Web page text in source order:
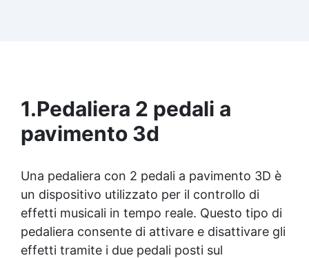
1.Pedaliera 2 pedali a
pavimento 3d
Una pedaliera con 2 pedali a pavimento 3D è
un dispositivo utilizzato per il controllo di
effetti musicali in tempo reale. Questo tipo di
pedaliera consente di attivare e disattivare gli
effetti tramite i due pedali posti sul